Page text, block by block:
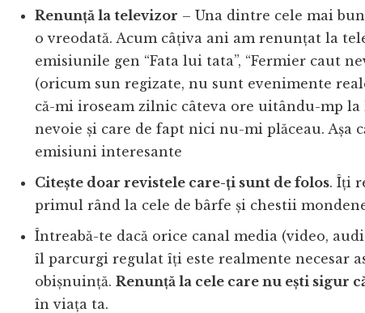
Renunță la televizor – Una dintre cele mai
o vreodată. Acum câțiva ani am renunțat la
emisiunile gen “Fata lui tata”, “Fermier caut
(oricum sun regizate, nu sunt evenimente
că-mi iroseam zilnic câteva ore uitându-mp
nevoie și care de fapt nici nu-mi plăceau. Așa
emisiuni interesante
Citește doar revistele care-ți sunt de folos. Îți
primul rând la cele de bârfe și chestii
Întreabă-te dacă orice canal media (video,
îl parcurgi regulat îți este realmente necesar
obișnuință. Renunță la cele care nu ești sigur
în viața ta.